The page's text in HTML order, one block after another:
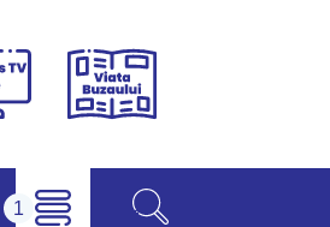
Campus
Viața